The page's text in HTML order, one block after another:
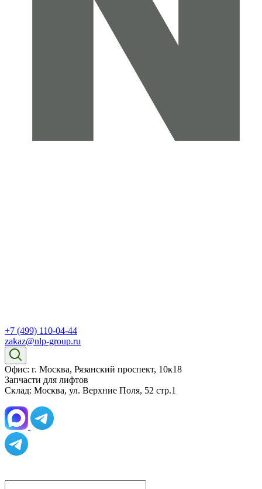
+7 (499) 110-04-44
zakaz@nlp-group.ru
Офис: г. Москва, Рязанский проспект, 10к18
Запчасти для лифтов
Склад: Москва, ул. Верхние Поля, 52 стр.1